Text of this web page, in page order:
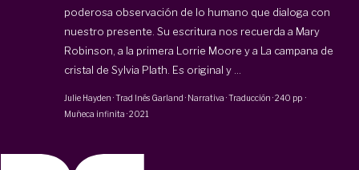
poderosa observación de lo humano que dialoga con
nuestro presente. Su escritura nos recuerda a Mary
Robinson, a la primera Lorrie Moore y a La campana de
cristal de Sylvia Plath. Es original y ...
Julie Hayden · Trad Inés Garland · Narrativa · Traducción ·240 pp ·
Muñeca infinita ·2021